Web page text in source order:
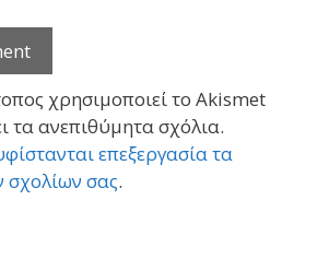
χρησιμοποιεί το Akismet
τα ανεπιθύμητα σχόλια.
επεξεργασία τα
σχολίων σας.